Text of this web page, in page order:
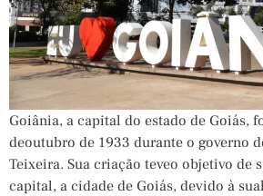
Goiânia, a capital do estado de Goiás,
deoutubro de 1933 durante o governo
Teixeira. Sua criação teveo objetivo de
capital, a cidade de Goiás, devido à